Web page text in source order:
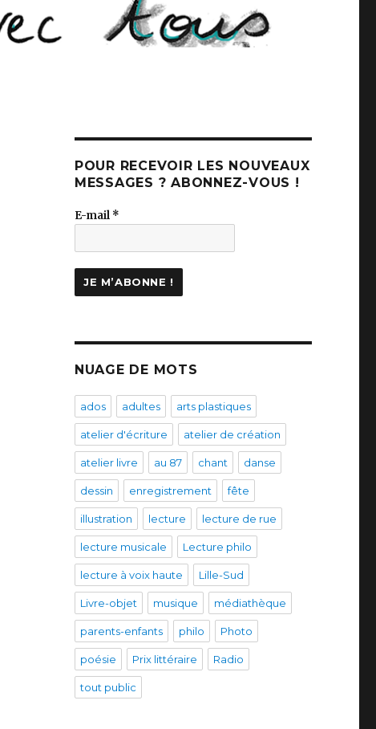
POUR RECEVOIR LES NOUVEAUX
MESSAGES ? ABONNEZ-VOUS !
E-mail *
NUAGE DE MOTS
ados adultes arts plastiques
atelier d'écriture atelier de création
atelier livre au 87 chant danse
dessin enregistrement fête
illustration lecture lecture de rue
lecture musicale Lecture philo
lecture à voix haute Lille-Sud
Livre-objet musique médiathèque
parents-enfants philo Photo
poésie Prix littéraire Radio
tout public